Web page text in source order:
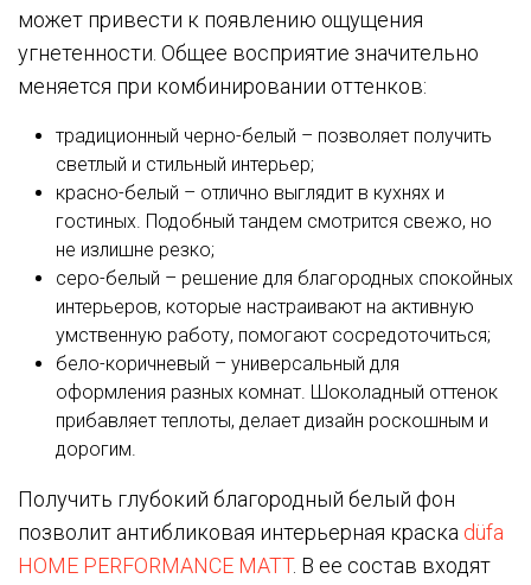
может привести к появлению ощущения
угнетенности. Общее восприятие значительно
меняется при комбинировании оттенков:
традиционный черно-белый – позволяет получить
светлый и стильный интерьер;
красно-белый – отлично выглядит в кухнях и
гостиных. Подобный тандем смотрится свежо, но
не излишне резко;
серо-белый – решение для благородных спокойных
интерьеров, которые настраивают на активную
умственную работу, помогают сосредоточиться;
бело-коричневый – универсальный для
оформления разных комнат. Шоколадный оттенок
прибавляет теплоты, делает дизайн роскошным и
дорогим.
Получить глубокий благородный белый фон
позволит антибликовая интерьерная краска düfa
HOME PERFORMANCE MATT. В ее состав входят